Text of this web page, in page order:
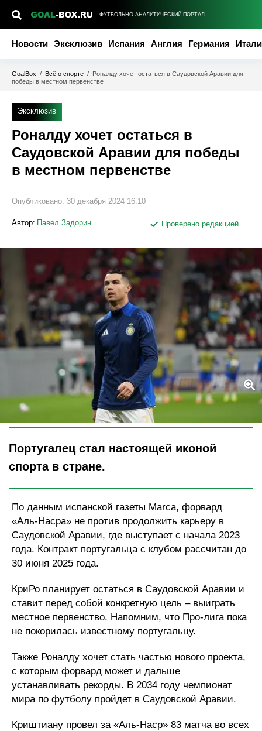
- ФУТБОЛЬНО-АНАЛИТИЧЕСКИЙ ПОРТАЛ
Новости Эксклюзив Испания Англия Германия
GoalBox / Всё о спорте / Роналду хочет остаться в Саудовской Аравии для
победы в местном первенстве
Эксклюзив
Роналду хочет остаться в
Саудовской Аравии для победы
в местном первенстве
Опубликовано: 30 декабря 2024 16:10
Автор: Павел Задорин Проверено редакцией
Legion-Media
Португалец стал настоящей иконой
спорта в стране.
По данным испанской газеты Marca, форвард
«Аль-Насра» не против продолжить карьеру в
Саудовской Аравии, где выступает с начала 2023
года. Контракт португальца с клубом рассчитан до
30 июня 2025 года.
КриРо планирует остаться в Саудовской Аравии и
ставит перед собой конкретную цель – выиграть
местное первенство. Напомним, что Про-лига пока
не покорилась известному португальцу.
Также Роналду хочет стать частью нового проекта,
с которым форвард может и дальше
устанавливать рекорды. В 2034 году чемпионат
мира по футболу пройдет в Саудовской Аравии.
Криштиану провел за «Аль-Наср» 83 матча во всех